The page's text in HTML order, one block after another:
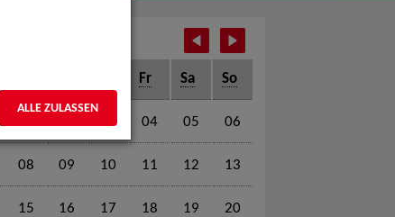
Fr Sa So
03 04 05 06
08 09 10 11 12 13
15 16 17 18 19 20
ALLE ZULASSEN